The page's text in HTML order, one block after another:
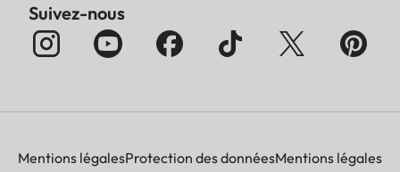
Suivez-nous
Mentions légalesProtection des donnéesMentions légales